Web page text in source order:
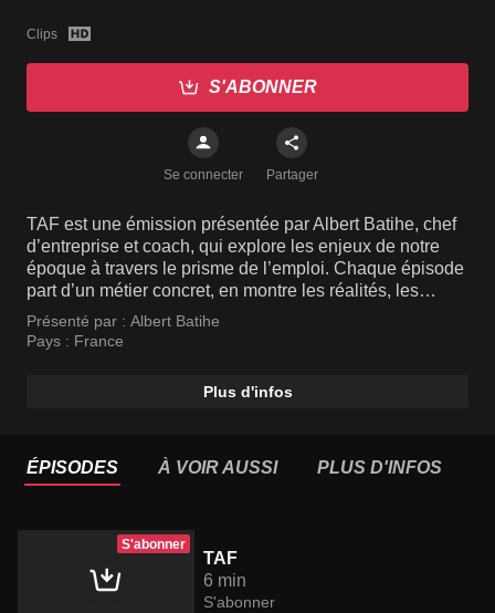
Clips
S'ABONNER
Se connecter Partager
TAF est une émission présentée par Albert Batihe, chef
d’entreprise et coach, qui explore les enjeux de notre
époque à travers le prisme de l’emploi. Chaque épisode
part d’un métier concret, en montre les réalités, les
opportunités et les parcours possibles, puis met en
lumière les défis économiques, sociaux ou culturels
Présenté par : Albert Batihe
Pays : France
Plus d'infos
ÉPISODES À VOIR AUSSI PLUS D'INFOS
S'abonner
TAF
6 min
S'abonner